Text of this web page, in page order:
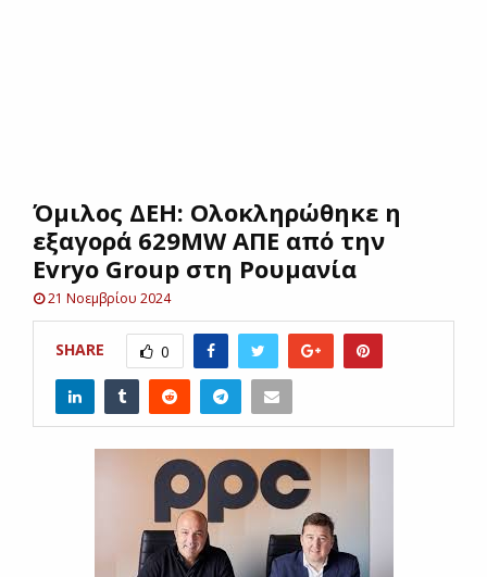
U
Όμιλος ΔΕΗ: Ολοκληρώθηκε η
εξαγορά 629MW ΑΠΕ από την
Evryo Group στη Ρουμανία
21 Νοεμβρίου 2024
SHARE 0